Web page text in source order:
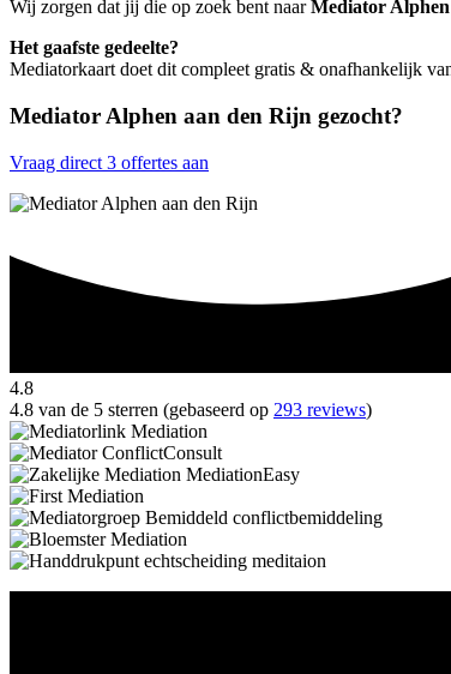
Wij zorgen dat jij die op zoek bent naarMediator
Het gaafste gedeelte?
Mediatorkaart doet dit compleet gratis & onafhankelijk
Mediator Alphen aan den Rijn gezocht?
Vraag direct 3 offertes aan
4.8
4.8 van de 5 sterren (gebaseerd op 293 reviews)